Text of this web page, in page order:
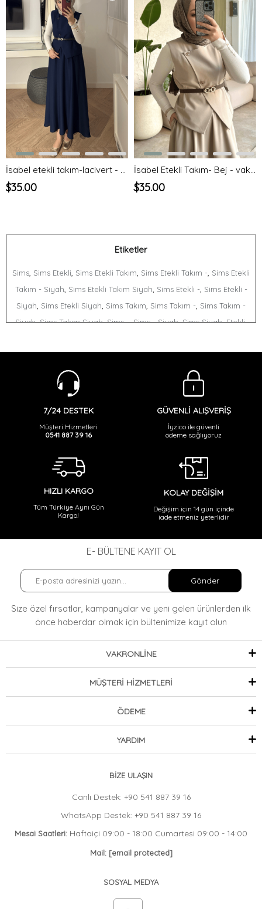
İsabel etekli takım-lacivert - vakronline
$35.00
İsabel Etekli Takım- Bej - vakronline
$35.00
Etiketler
Sims, Sims Etekli, Sims Etekli Takım, Sims Etekli Takım -, Sims Etekli
Takım - Siyah, Sims Etekli Takım Siyah, Sims Etekli -, Sims Etekli -
Siyah, Sims Etekli Siyah, Sims Takım, Sims Takım -, Sims Takım -
Siyah, Sims Takım Siyah, Sims -, Sims - Siyah, Sims Siyah, Etekli,
Etekli -, Etekli - Siyah, Etekli Siyah, Takım, Takım -, Takım - Siyah,
7/24 DESTEK
Müşteri Hizmetleri
0541 887 39 16
GÜVENLİ ALIŞVERİŞ
İyzico ile güvenli
ödeme sağlıyoruz
HIZLI KARGO
Tüm Türkiye Aynı Gün
Kargo!
KOLAY DEĞİŞİM
Değişim için 14 gün içinde
iade etmeniz yeterlidir
E- BÜLTENE KAYIT OL
Gönder
Size özel fırsatlar, kampanyalar ve yeni gelen ürünlerden ilk
önce haberdar olmak için bültenimize kayıt olun
VAKRONLİNE
MÜŞTERİ HİZMETLERİ
ÖDEME
YARDIM
BİZE ULAŞIN
Canlı Destek: +90 541 887 39 16
WhatsApp Destek: +90 541 887 39 16
Mesai Saatleri: Haftaiçi 09:00 - 18:00 Cumartesi 09:00 - 14:00
Mail: [email protected]
SOSYAL MEDYA